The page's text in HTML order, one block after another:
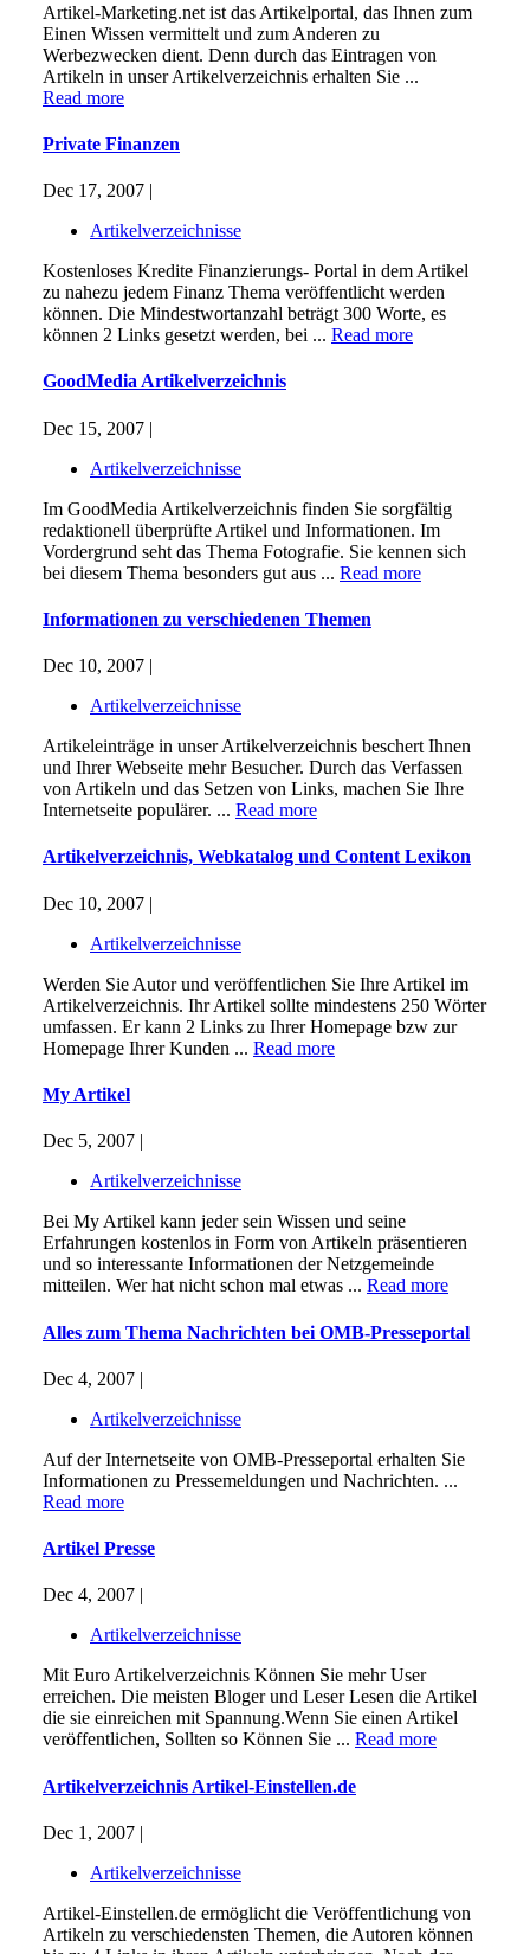
Artikel-Marketing.net ist das Artikelportal, das Ihnen zum
Einen Wissen vermittelt und zum Anderen zu
Werbezwecken dient. Denn durch das Eintragen von
Artikeln in unser Artikelverzeichnis erhalten Sie ...
Read more
Private Finanzen
Dec 17, 2007 |
Artikelverzeichnisse
Kostenloses Kredite Finanzierungs- Portal in dem Artikel
zu nahezu jedem Finanz Thema veröffentlicht werden
können. Die Mindestwortanzahl beträgt 300 Worte, es
können 2 Links gesetzt werden, bei ... Read more
GoodMedia Artikelverzeichnis
Dec 15, 2007 |
Artikelverzeichnisse
Im GoodMedia Artikelverzeichnis finden Sie sorgfältig
redaktionell überprüfte Artikel und Informationen. Im
Vordergrund seht das Thema Fotografie. Sie kennen sich
bei diesem Thema besonders gut aus ... Read more
Informationen zu verschiedenen Themen
Dec 10, 2007 |
Artikelverzeichnisse
Artikeleinträge in unser Artikelverzeichnis beschert Ihnen
und Ihrer Webseite mehr Besucher. Durch das Verfassen
von Artikeln und das Setzen von Links, machen Sie Ihre
Internetseite populärer. ... Read more
Artikelverzeichnis, Webkatalog und Content Lexikon
Dec 10, 2007 |
Artikelverzeichnisse
Werden Sie Autor und veröffentlichen Sie Ihre Artikel im
Artikelverzeichnis. Ihr Artikel sollte mindestens 250 Wörter
umfassen. Er kann 2 Links zu Ihrer Homepage bzw zur
Homepage Ihrer Kunden ... Read more
My Artikel
Dec 5, 2007 |
Artikelverzeichnisse
Bei My Artikel kann jeder sein Wissen und seine
Erfahrungen kostenlos in Form von Artikeln präsentieren
und so interessante Informationen der Netzgemeinde
mitteilen. Wer hat nicht schon mal etwas ... Read more
Alles zum Thema Nachrichten bei OMB-Presseportal
Dec 4, 2007 |
Artikelverzeichnisse
Auf der Internetseite von OMB-Presseportal erhalten Sie
Informationen zu Pressemeldungen und Nachrichten. ...
Read more
Artikel Presse
Dec 4, 2007 |
Artikelverzeichnisse
Mit Euro Artikelverzeichnis Können Sie mehr User
erreichen. Die meisten Bloger und Leser Lesen die Artikel
die sie einreichen mit Spannung.Wenn Sie einen Artikel
veröffentlichen, Sollten so Können Sie ... Read more
Artikelverzeichnis Artikel-Einstellen.de
Dec 1, 2007 |
Artikelverzeichnisse
Artikel-Einstellen.de ermöglicht die Veröffentlichung von
Artikeln zu verschiedensten Themen, die Autoren können